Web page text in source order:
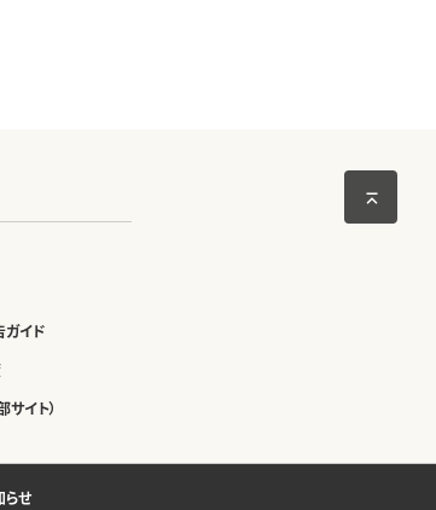
イド
イト）
らせ